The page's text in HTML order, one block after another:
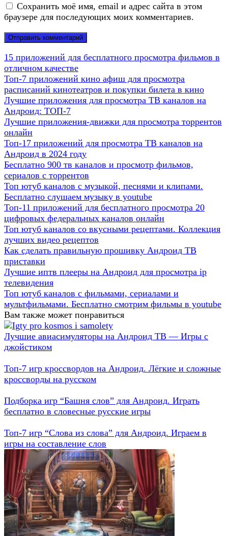
Сохранить моё имя, email и адрес сайта в этом
браузере для последующих моих комментариев.
15 приложений для бесплатного просмотра фильмов в
отличном качестве
Топ-7 приложений кино афиш для просмотра
расписаний кинотеатров и покупки билета в кино
Лучшие приложения для просмотра ТВ каналов на
Андроид: ТОП-7
Лучшие приложения-движки для просмотра торрентов
онлайн
Топ-17 приложений для просмотра ТВ каналов на
Андроид в 2024 году
Бесплатно 900 тв каналов и просмотр фильмов,
сериалов с торрентов
Топ ютуб каналов с музыкой, песнями и клипами.
Бесплатно слушаем музыку в youtube
Топ-11 приложений для бесплатного просмотра 20
цифровых федеральных каналов онлайн
Топ ютуб каналов со вкусными рецептами. Коллекция
лучших видео рецептов
Как сделать правильную прошивку Андроид ТВ
приставки
Лучшие иптв плееры на Андроид для просмотра ip
телевидения
Топ ютуб каналов с фильмами, сериалами и
мультфильмами. Бесплатно смотрим фильмы в youtube
Вам также может понравиться
Лучшие авиасимуляторы на Андроид ТВ — Игры с
джойстиком
Топ-7 игр кроссвордов на Андроид. Лёгкие и сложные
кроссворды на русском
Подборка игр “Башня слов” для Андроид. Играть
бесплатно в словесные русские игры
Топ-7 игр “Слова из слова” для Андроид. Играем в
игры на составление слов